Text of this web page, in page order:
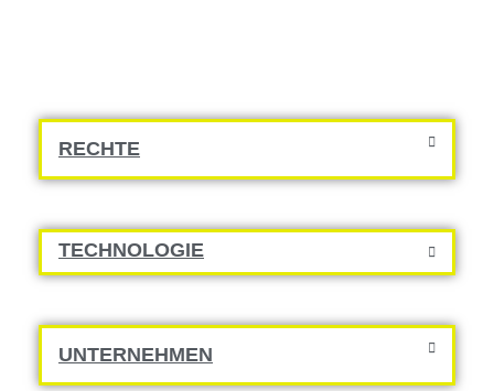
RECHTE
TECHNOLOGIE
UNTERNEHMEN